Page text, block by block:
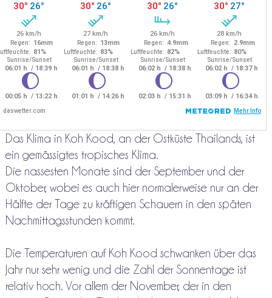
Das Klima in Koh Kood, an der Ostküste Thailands, ist
ein gemässigtes tropisches Klima.
Die nassesten Monate sind der September und der
Oktober, wobei es auch hier normalerweise nur an der
Hälfte der Tage zu kräftigen Schauern in den späten
Nachmittagsstunden kommt.
Die Temperaturen auf Koh Kood schwanken über das
Jahr nur sehr wenig und die Zahl der Sonnentage ist
relativ hoch. Vor allem der November, der in den